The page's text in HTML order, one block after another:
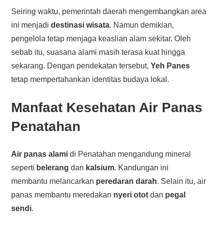
Seiring waktu, pemerintah daerah mengembangkan area
ini menjadi destinasi wisata. Namun demikian,
pengelola tetap menjaga keaslian alam sekitar. Oleh
sebab itu, suasana alami masih terasa kuat hingga
sekarang. Dengan pendekatan tersebut, Yeh Panes
tetap mempertahankan identitas budaya lokal.
Manfaat Kesehatan Air Panas
Penatahan
Air panas alamidi Penatahan mengandung mineral
seperti belerang dan kalsium. Kandungan ini
membantu melancarkan peredaran darah. Selain itu, air
panas membantu meredakan nyeri ototdan pegal
sendi.